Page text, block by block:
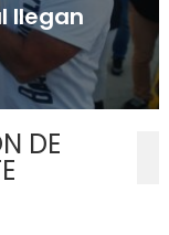
llegan
DE